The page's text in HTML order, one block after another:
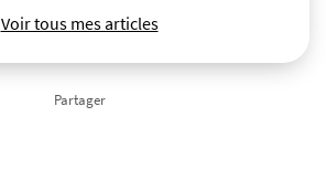
Voir tous mes articles
Partager